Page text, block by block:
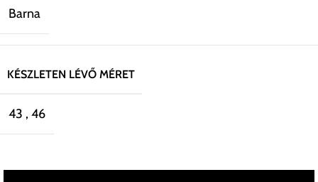
Barna
KÉSZLETEN LÉVŐ MÉRET
43 , 46